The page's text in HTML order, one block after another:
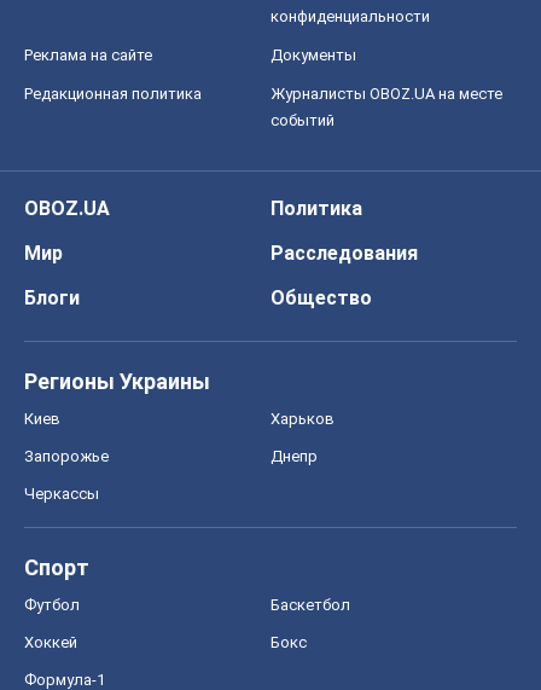
конфиденциальности
Реклама на сайте Документы
Редакционная политика
Журналисты OBOZ.UA на месте
событий
OBOZ.UA
Политика
Мир
Расследования
Блоги
Общество
Регионы Украины
Киев Харьков
Запорожье Днепр
Черкассы
Спорт
Футбол Баскетбол
Хоккей Бокс
Формула-1